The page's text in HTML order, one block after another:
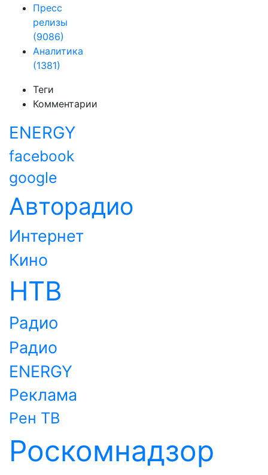
Пресс
релизы
(9086)
Аналитика
(1381)
Теги
Комментарии
ENERGY
facebook
google
Авторадио
Интернет
Кино
НТВ
Радио
Радио
ENERGY
Реклама
Рен ТВ
Роскомнадзор